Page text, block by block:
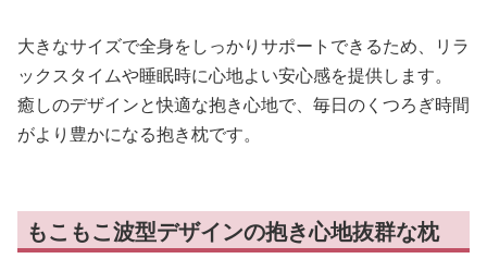
大きなサイズで全身をしっかりサポートできるため、リラ
ックスタイムや睡眠時に心地よい安心感を提供します。
癒しのデザインと快適な抱き心地で、毎日のくつろぎ時間
がより豊かになる抱き枕です。
もこもこ波型デザインの抱き心地抜群な枕